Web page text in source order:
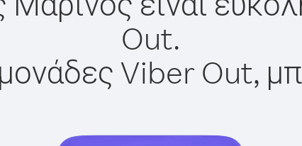
Out.
Viber Out,